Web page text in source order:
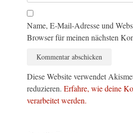
Name, E-Mail-Adresse und
Browser für meinen nächsten
Diese Website verwendet
reduzieren. Erfahre, wie deine
verarbeitet werden.